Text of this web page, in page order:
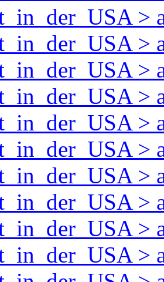
>
>
>
>
>
>
>
>
>
>